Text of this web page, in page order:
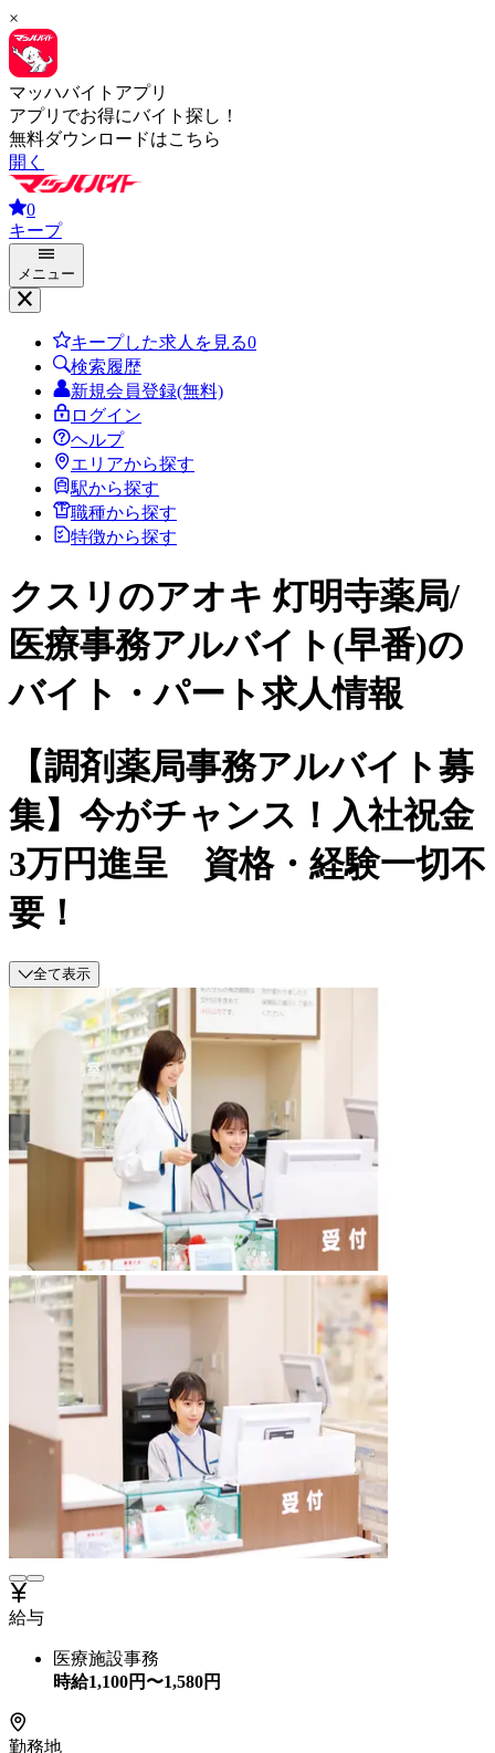
×
マッハバイトアプリ
アプリでお得にバイト探し！
無料ダウンロードはこちら
開く
0
キープ
メニュー
キープした求人を見る0
検索履歴
新規会員登録(無料)
ログイン
ヘルプ
エリアから探す
駅から探す
職種から探す
特徴から探す
クスリのアオキ 灯明寺薬局/
医療事務アルバイト(早番)の
バイト・パート求人情報
【調剤薬局事務アルバイト募
集】今がチャンス！入社祝金
3万円進呈 資格・経験一切不
要！
全て表示
給与
医療施設事務
時給1,100円〜1,580円
勤務地